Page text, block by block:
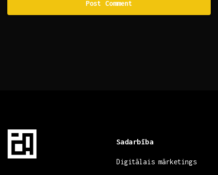
Sadarbība
Digitālais mārketings